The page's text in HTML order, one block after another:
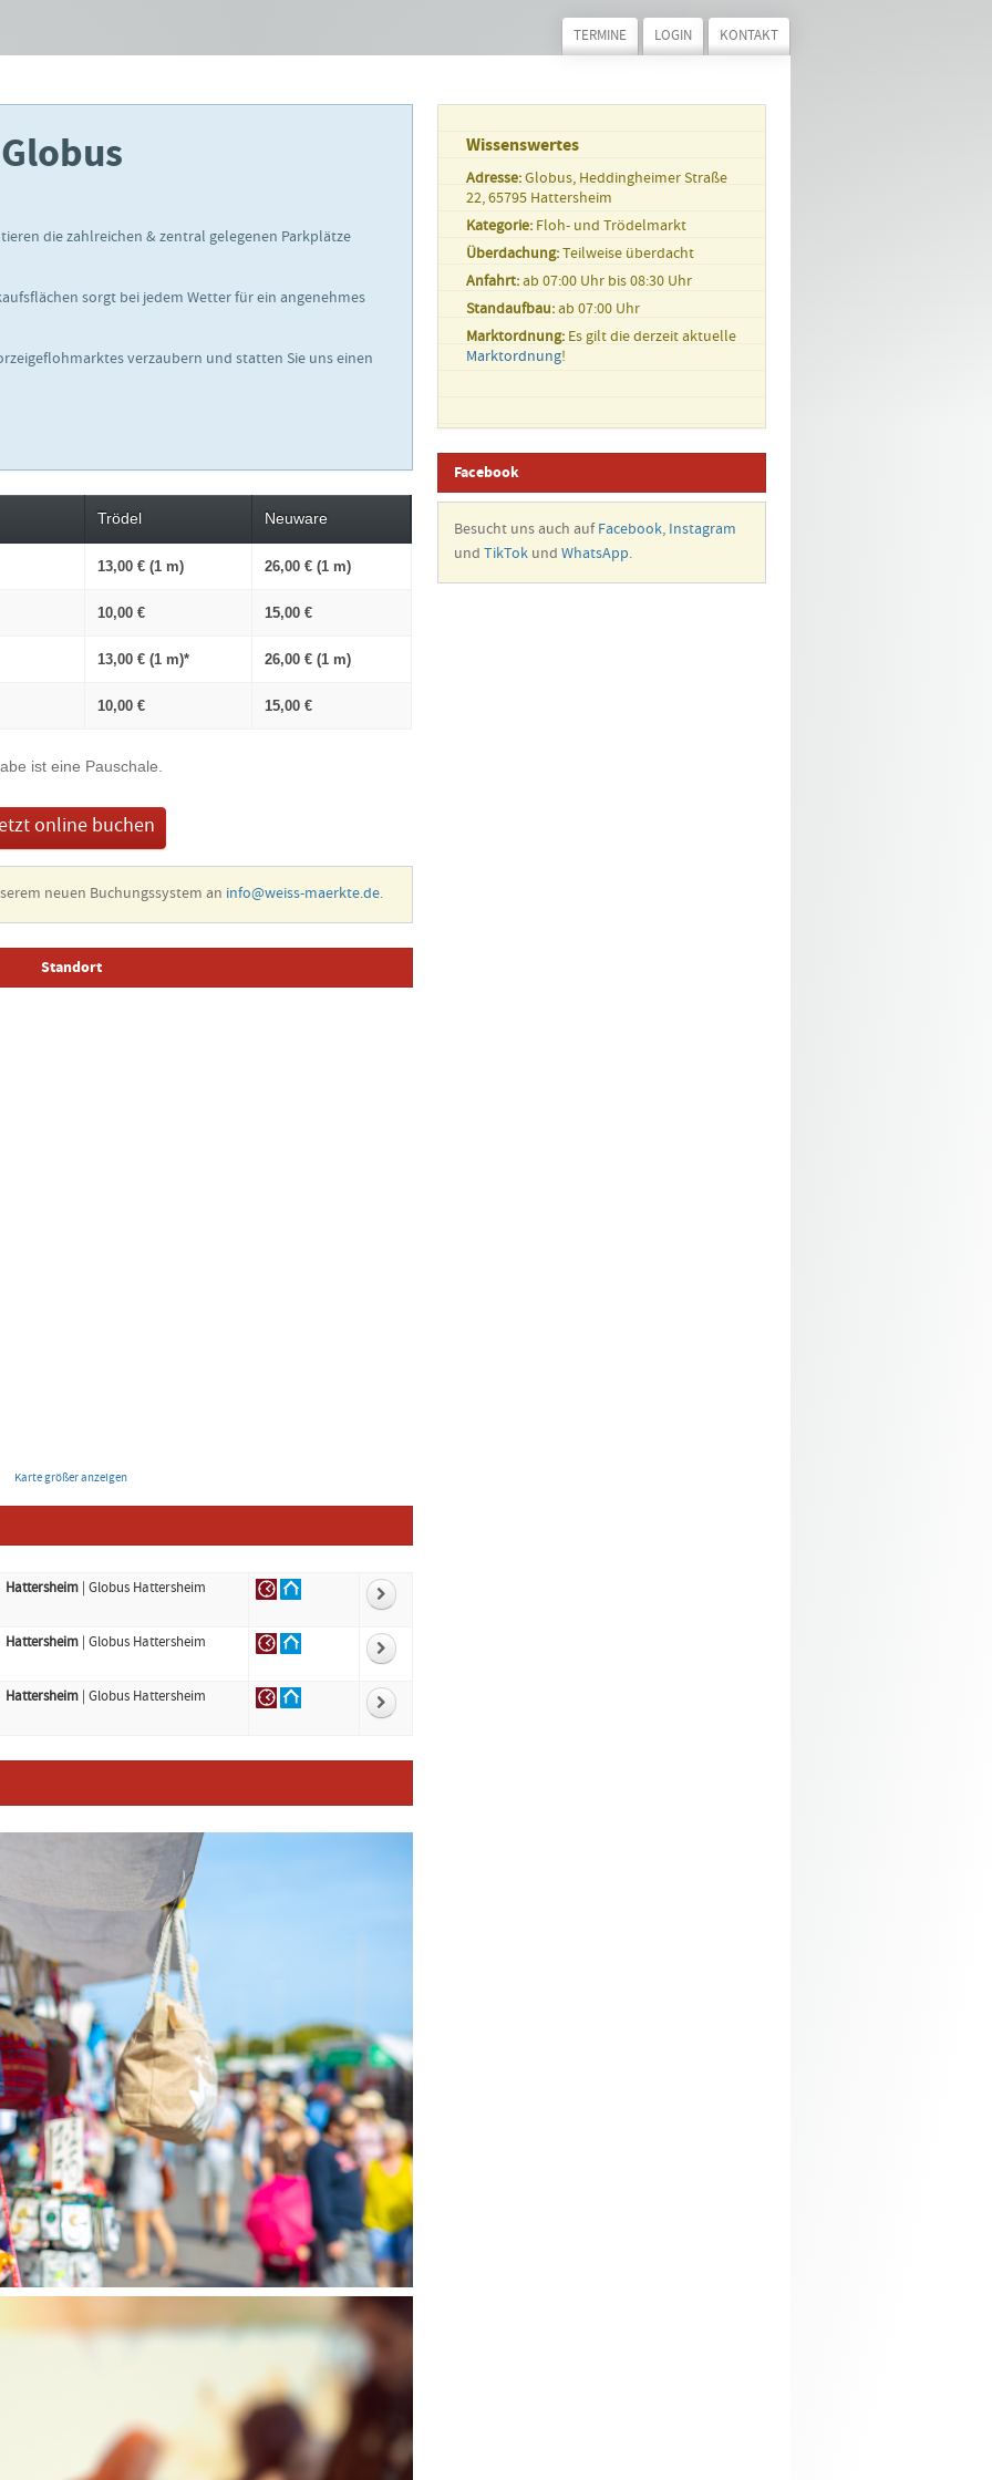
TERMINE LOGIN KONTAKT
die zahlreichen & zentral gelegenen Parkplätze
sorgt bei jedem Wetter für ein angenehmes
verzaubern und statten Sie uns einen
Trödel Neuware
13,00 € (1 m) 26,00 € (1 m)
10,00 € 15,00 €
13,00 € (1 m)* 26,00 € (1 m)
10,00 € 15,00 €
ist eine Pauschale.
online buchen
neuen Buchungssystem an info@weiss-maerkte.de.
Standort
Karte größer anzeigen
Hattersheim| Globus Hattersheim
Hattersheim| Globus Hattersheim
Hattersheim| Globus Hattersheim
Wissenswertes
Adresse:Globus, Heddingheimer Straße
22, 65795 Hattersheim
Kategorie:Floh- und Trödelmarkt
Überdachung:Teilweise überdacht
Anfahrt:ab 07:00 Uhr bis 08:30 Uhr
Standaufbau:ab 07:00 Uhr
Marktordnung:Es gilt die derzeit aktuelle
Marktordnung!
Facebook
Besucht uns auch aufFacebook,Instagram
undTikTokundWhatsApp.